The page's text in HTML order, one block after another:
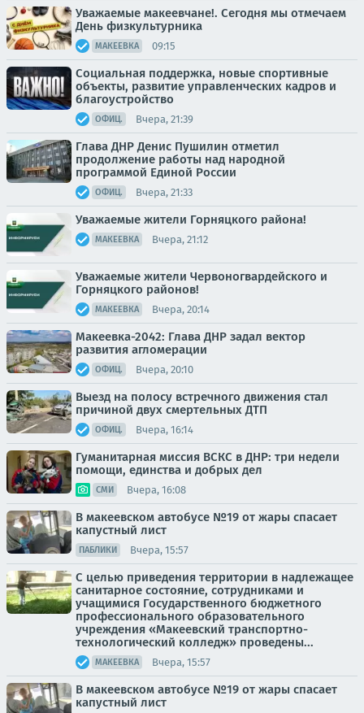
Уважаемые макеевчане!. Сегодня мы отмечаем
День физкультурника
МАКЕЕВКА 09:15
Социальная поддержка, новые спортивные
объекты, развитие управленческих кадров и
благоустройство
ОФИЦ. Вчера, 21:39
Глава ДНР Денис Пушилин отметил
продолжение работы над народной
программой Единой России
ОФИЦ. Вчера, 21:33
Уважаемые жители Горняцкого района!
МАКЕЕВКА Вчера, 21:12
Уважаемые жители Червоногвардейского и
Горняцкого районов!
МАКЕЕВКА Вчера, 20:14
Макеевка-2042: Глава ДНР задал вектор
развития агломерации
ОФИЦ. Вчера, 20:10
Выезд на полосу встречного движения стал
причиной двух смертельных ДТП
ОФИЦ. Вчера, 16:14
Гуманитарная миссия ВСКС в ДНР: три недели
помощи, единства и добрых дел
СМИ Вчера, 16:08
В макеевском автобусе №19 от жары спасает
капустный лист
ПАБЛИКИ Вчера, 15:57
С целью приведения территории в надлежащее
санитарное состояние, сотрудниками и
учащимися Государственного бюджетного
профессионального образовательного
учреждения «Макеевский транспортно-
технологический колледж» проведены...
МАКЕЕВКА Вчера, 15:57
В макеевском автобусе №19 от жары спасает
капустный лист